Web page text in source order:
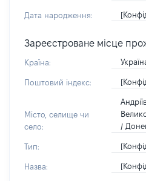
Дата народження:
Зареєстроване місце
Країна:
Поштовий індекс:
Місто, селище чи
село:
/
Тип:
Назва: